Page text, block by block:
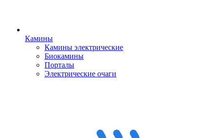
Камины
Камины электрические
Биокамины
Порталы
Электрические очаги